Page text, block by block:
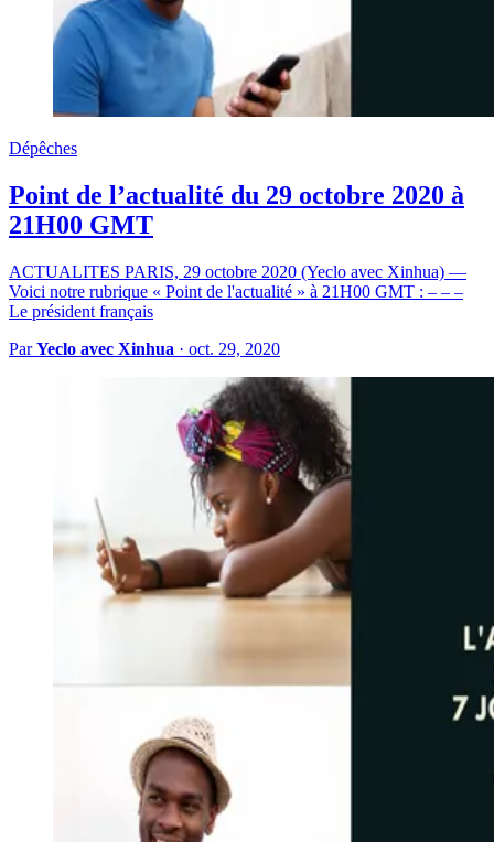
Dépêches
Point de l’actualité du 29 octobre 2020 à
21H00 GMT
ACTUALITES PARIS, 29 octobre 2020 (Yeclo avec Xinhua) —
Voici notre rubrique « Point de l'actualité » à 21H00 GMT : – – –
Le président français
ParYeclo avec Xinhua · oct. 29, 2020